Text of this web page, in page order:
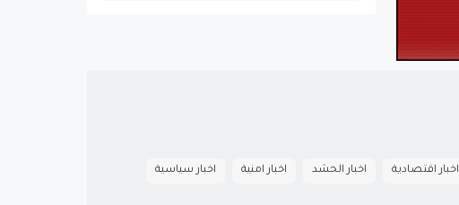
اخبار اقتصادية اخبار الحشد اخبار امنية اخبار سياسية